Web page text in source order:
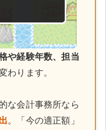
や経験年数、担当
わります。
な会計事務所なら
。「今の適正額」